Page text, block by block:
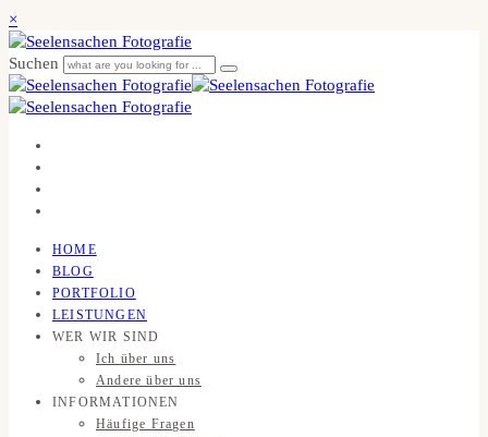
×
Suchen
HOME
BLOG
PORTFOLIO
LEISTUNGEN
WER WIR SIND
Ich über uns
Andere über uns
INFORMATIONEN
Häufige Fragen